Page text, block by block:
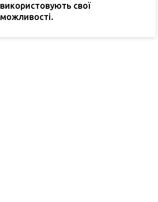
використовують свої
можливості.